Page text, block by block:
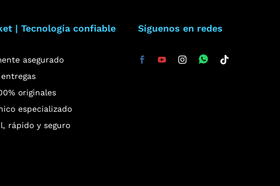
| Tecnología confiable
asegurado
originales
especializado
rápido y seguro
Síguenos en redes